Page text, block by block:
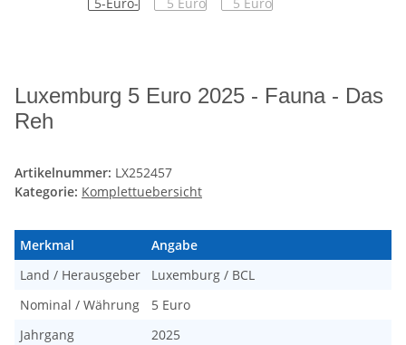
Luxemburg 5 Euro 2025 - Fauna - Das
Reh
Artikelnummer: LX252457
Kategorie: Komplettuebersicht
Merkmal
Angabe
Land / Herausgeber
Luxemburg / BCL
Nominal / Währung
5 Euro
Jahrgang
2025